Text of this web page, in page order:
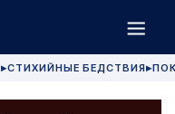
▶СТИХИЙНЫЕ БЕДСТВИЯ▶